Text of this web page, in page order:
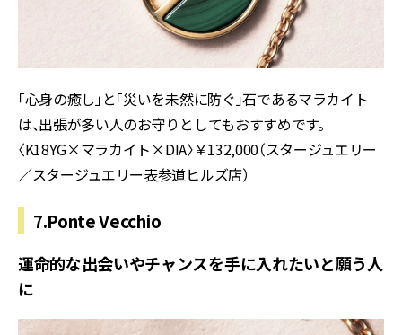
「心身の癒し」と「災いを未然に防ぐ」石であるマラカイト
は、出張が多い人のお守りとしてもおすすめです。
〈K18YG×マラカイト×DIA〉￥132,000（スタージュエリー
／スタージュエリー表参道ヒルズ店）
7.Ponte Vecchio
運命的な出会いやチャンスを手に入れたいと願う人
に